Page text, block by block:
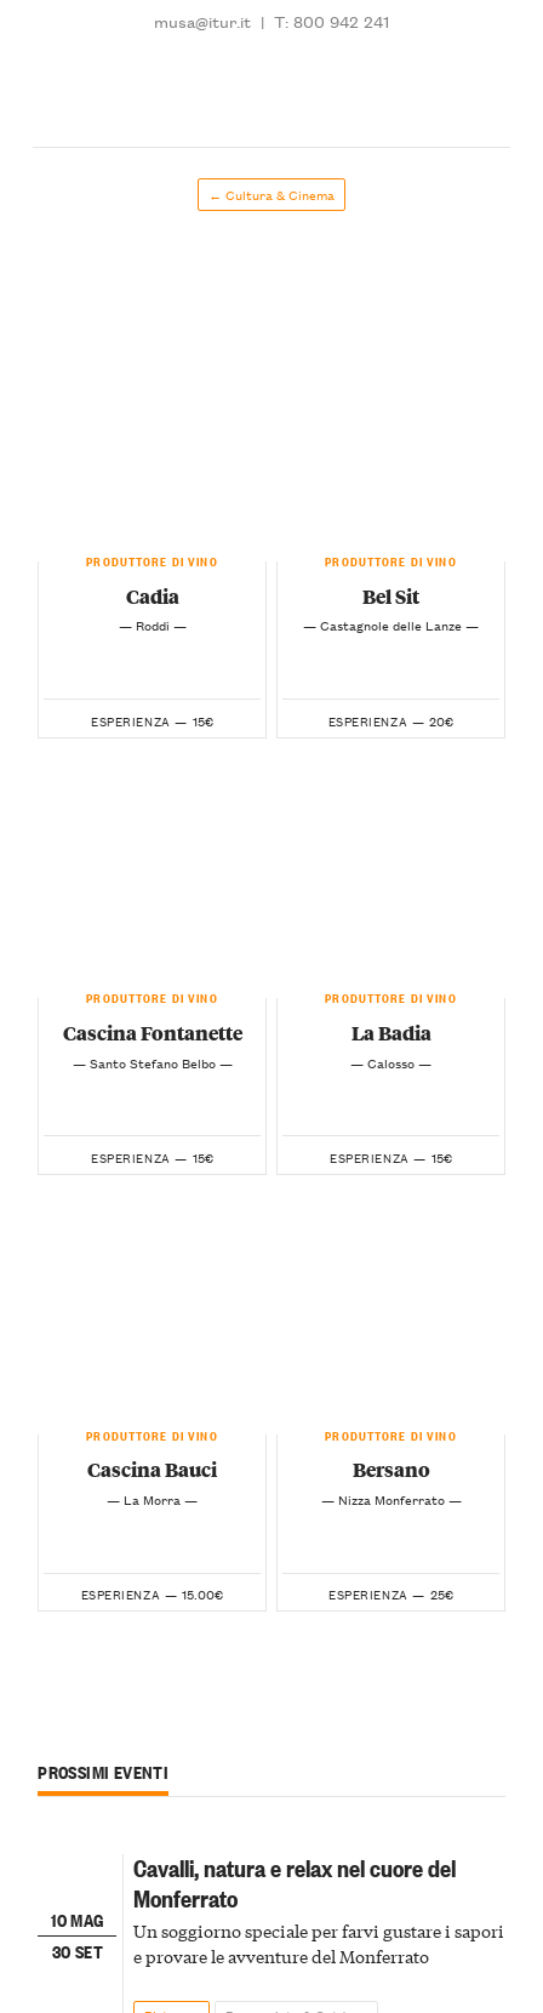
musa@itur.it | T: 800 942 241
← Cultura & Cinema
PRODUTTORE DI VINO
Cadia
— Roddi —
ESPERIENZA — 15€
PRODUTTORE DI VINO
Bel Sit
— Castagnole delle Lanze —
ESPERIENZA — 20€
PRODUTTORE DI VINO
Cascina Fontanette
— Santo Stefano Belbo —
ESPERIENZA — 15€
PRODUTTORE DI VINO
La Badia
— Calosso —
ESPERIENZA — 15€
PRODUTTORE DI VINO
Cascina Bauci
— La Morra —
ESPERIENZA — 15.00€
PRODUTTORE DI VINO
Bersano
— Nizza Monferrato —
ESPERIENZA — 25€
PROSSIMI EVENTI
10 MAG
30 SET
Cavalli, natura e relax nel cuore del
Monferrato
Un soggiorno speciale per farvi gustare i sapori
e provare le avventure del Monferrato